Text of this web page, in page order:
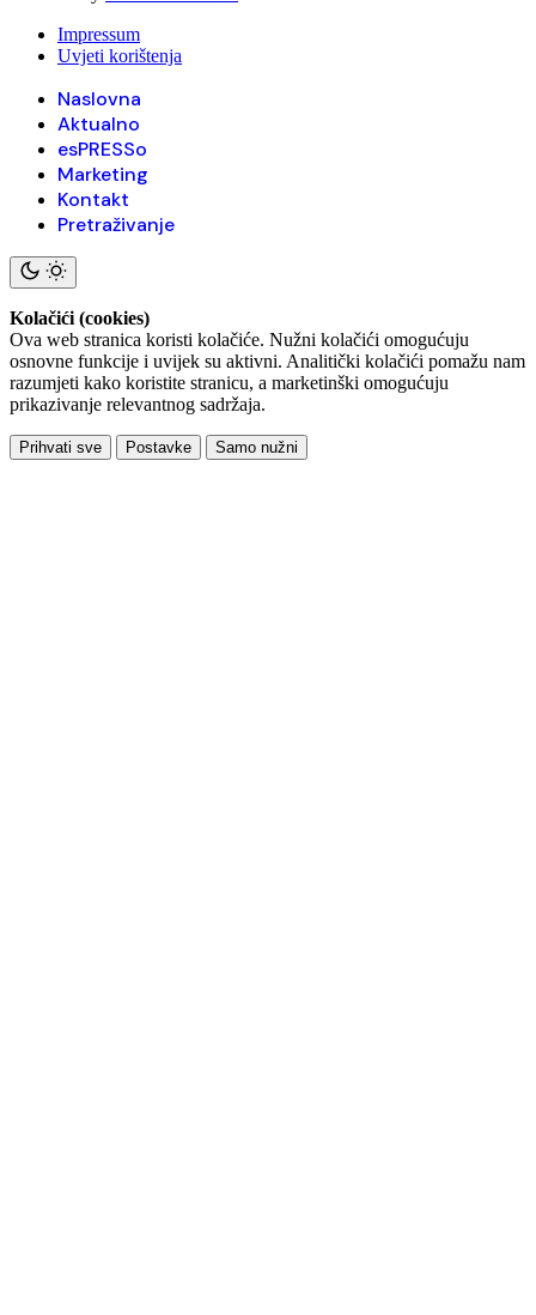
Impressum
Uvjeti korištenja
Naslovna
Aktualno
esPRESSo
Marketing
Kontakt
Pretraživanje
Kolačići (cookies)
Ova web stranica koristi kolačiće. Nužni kolačići omogućuju
osnovne funkcije i uvijek su aktivni. Analitički kolačići pomažu nam
razumjeti kako koristite stranicu, a marketinški omogućuju
prikazivanje relevantnog sadržaja.
Prihvati sve Postavke Samo nužni